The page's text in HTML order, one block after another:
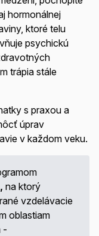
hormonálnej
ktoré telu
psychickú
trápia stále
s praxou a
úprav
v každom veku.
na ktorý
vzdelávacie
oblastiam
-